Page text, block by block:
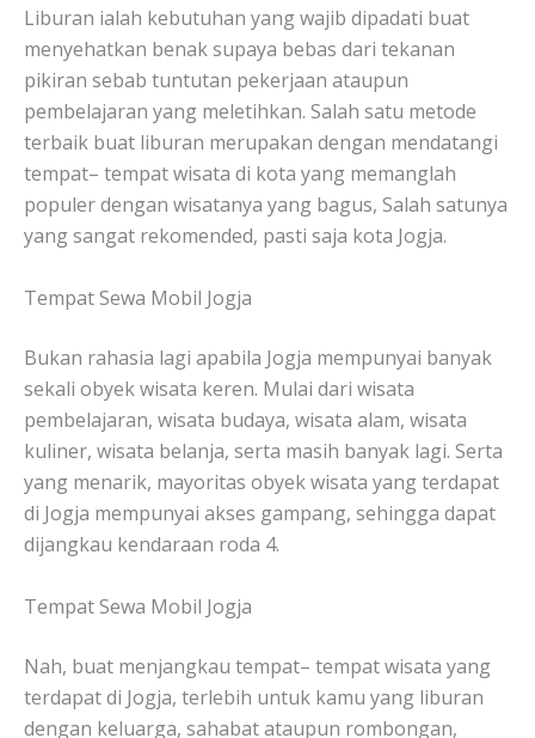
Liburan ialah kebutuhan yang wajib dipadati buat
menyehatkan benak supaya bebas dari tekanan
pikiran sebab tuntutan pekerjaan ataupun
pembelajaran yang meletihkan. Salah satu metode
terbaik buat liburan merupakan dengan mendatangi
tempat– tempat wisata di kota yang memanglah
populer dengan wisatanya yang bagus, Salah satunya
yang sangat rekomended, pasti saja kota Jogja.
Tempat Sewa Mobil Jogja
Bukan rahasia lagi apabila Jogja mempunyai banyak
sekali obyek wisata keren. Mulai dari wisata
pembelajaran, wisata budaya, wisata alam, wisata
kuliner, wisata belanja, serta masih banyak lagi. Serta
yang menarik, mayoritas obyek wisata yang terdapat
di Jogja mempunyai akses gampang, sehingga dapat
dijangkau kendaraan roda 4.
Tempat Sewa Mobil Jogja
Nah, buat menjangkau tempat– tempat wisata yang
terdapat di Jogja, terlebih untuk kamu yang liburan
dengan keluarga, sahabat ataupun rombongan,